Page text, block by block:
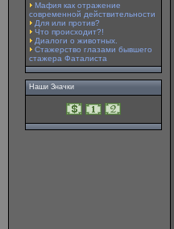
Мафия как отражение
современной действительности
Для или против?
Что происходит?!
Диалоги о животных.
Стажерство глазами бывшего
стажера Фаталиста
Наши Значки